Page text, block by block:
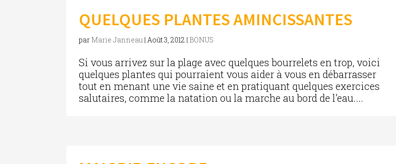
QUELQUES PLANTES AMINCISSANTES
par Marie Janneau |Août 3, 2012 | BONUS
Si vous arrivez sur la plage avec quelques bourrelets en trop, voici
quelques plantes qui pourraient vous aider à vous en débarrasser
tout en menant une vie saine et en pratiquant quelques exercices
salutaires, comme la natation ou la marche au bord de l’eau....